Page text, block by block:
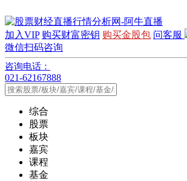
加入VIP 购买财富密钥 购买金股包 问客服
微信扫码咨询
咨询电话：
021-62167888
综合
股票
板块
嘉宾
课程
基金